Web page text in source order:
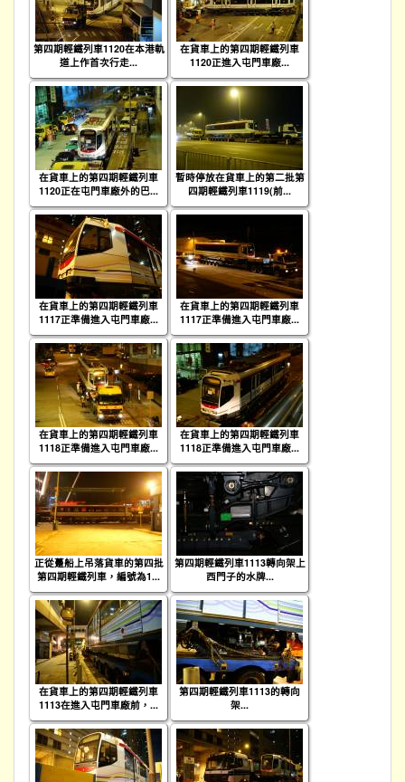
第四期輕鐵列車1120在本港軌
道上作首次行走...
在貨車上的第四期輕鐵列車
1120正進入屯門車廠...
在貨車上的第四期輕鐵列車
1120正在屯門車廠外的巴...
暫時停放在貨車上的第二批第
四期輕鐵列車1119(前...
在貨車上的第四期輕鐵列車
1117正準備進入屯門車廠...
在貨車上的第四期輕鐵列車
1117正準備進入屯門車廠...
在貨車上的第四期輕鐵列車
1118正準備進入屯門車廠...
在貨車上的第四期輕鐵列車
1118正準備進入屯門車廠...
正從躉船上吊落貨車的第四批
第四期輕鐵列車，編號為1...
第四期輕鐵列車1113轉向架上
西門子的水牌...
在貨車上的第四期輕鐵列車
1113在進入屯門車廠前，...
第四期輕鐵列車1113的轉向
架...